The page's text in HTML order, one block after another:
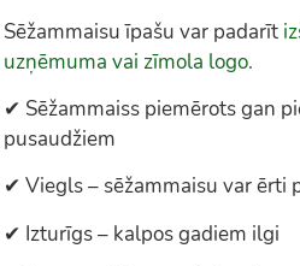
Sēžammaisu īpašu var padarīt
uzņēmuma vai zīmola logo.
✔ Sēžammaiss piemērots gan
pusaudžiem
✔ Viegls – sēžammaisu var ērti
✔ Izturīgs – kalpos gadiem ilgi